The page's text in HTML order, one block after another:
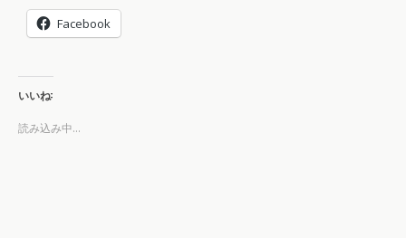
Facebook
いいね:
読み込み中...